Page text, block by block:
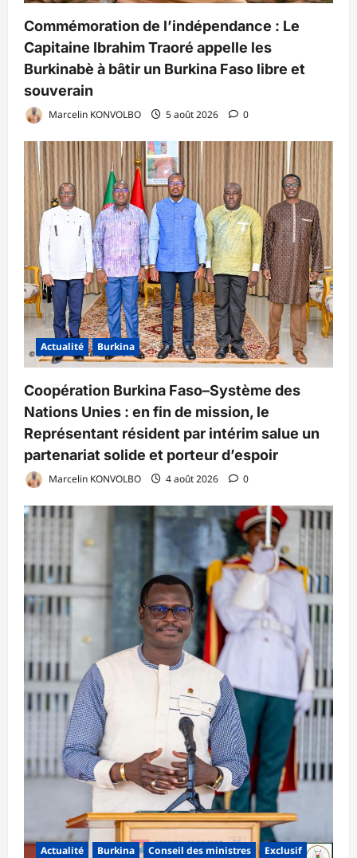
Commémoration de l’indépendance : Le
Capitaine Ibrahim Traoré appelle les
Burkinabè à bâtir un Burkina Faso libre et
souverain
Marcelin KONVOLBO 5 août 2026 0
Actualité Burkina
Coopération Burkina Faso–Système des
Nations Unies : en fin de mission, le
Représentant résident par intérim salue un
partenariat solide et porteur d’espoir
Marcelin KONVOLBO 4 août 2026 0
Actualité Burkina Conseil des ministres Exclusif